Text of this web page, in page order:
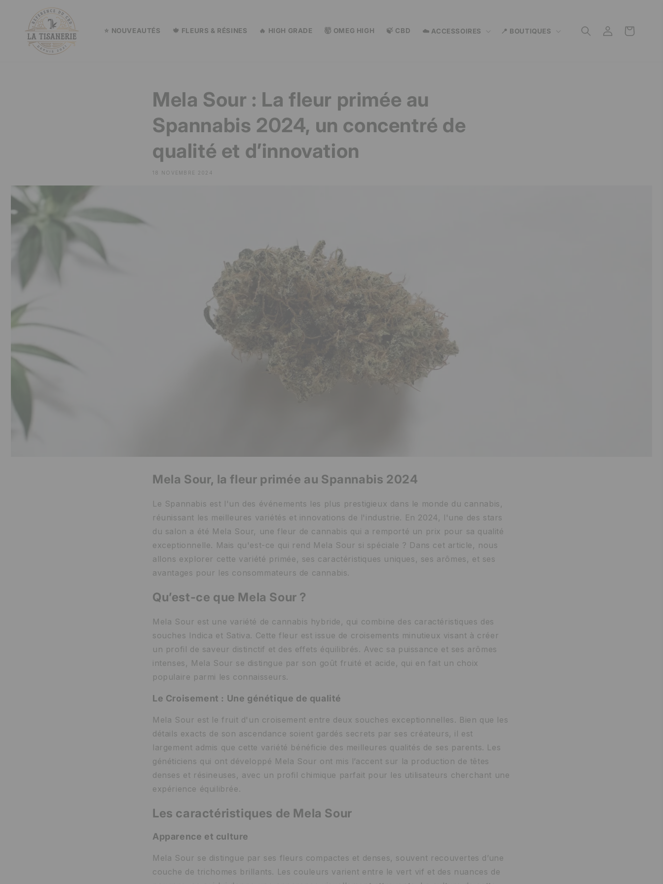
passer
contenu
⭐ NOUVEAUTÉS 🍁 FLEURS & RÉSINES 🔥 HIGH GRADE 🤯 OMEG HIGH 🍃 CBD ☁️ ACCESSOIRES 📍 BOUTIQUES ConnexionPanier
Mela Sour : La fleur primée au
Spannabis 2024, un concentré de
qualité et d’innovation
18 NOVEMBRE 2024
Mela Sour, la fleur primée au Spannabis 2024
Le Spannabis est l'un des événements les plus prestigieux dans le monde du cannabis,
réunissant les meilleures variétés et innovations de l'industrie. En 2024, l'une des stars
du salon a été Mela Sour, une fleur de cannabis qui a remporté un prix pour sa qualité
exceptionnelle. Mais qu'est-ce qui rend Mela Sour si spéciale ? Dans cet article, nous
allons explorer cette variété primée, ses caractéristiques uniques, ses arômes, et ses
avantages pour les consommateurs de cannabis.
Qu’est-ce que Mela Sour ?
Mela Sour est une variété de cannabis hybride, qui combine des caractéristiques des
souches Indica et Sativa. Cette fleur est issue de croisements minutieux visant à créer
un profil de saveur distinctif et des effets équilibrés. Avec sa puissance et ses arômes
intenses, Mela Sour se distingue par son goût fruité et acide, qui en fait un choix
populaire parmi les connaisseurs.
Le Croisement : Une génétique de qualité
Mela Sour est le fruit d'un croisement entre deux souches exceptionnelles. Bien que les
détails exacts de son ascendance soient gardés secrets par ses créateurs, il est
largement admis que cette variété bénéficie des meilleures qualités de ses parents. Les
généticiens qui ont développé Mela Sour ont mis l’accent sur la production de têtes
denses et résineuses, avec un profil chimique parfait pour les utilisateurs cherchant une
expérience équilibrée.
Les caractéristiques de Mela Sour
Apparence et culture
Mela Sour se distingue par ses fleurs compactes et denses, souvent recouvertes d’une
couche de trichomes brillants. Les couleurs varient entre le vert vif et des nuances de